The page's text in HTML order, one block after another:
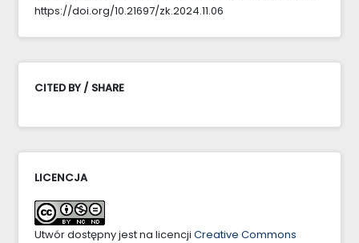
https://doi.org/10.21697/zk.2024.11.06
CITED BY / SHARE
LICENCJA
Utwór dostępny jest na licencji Creative Commons